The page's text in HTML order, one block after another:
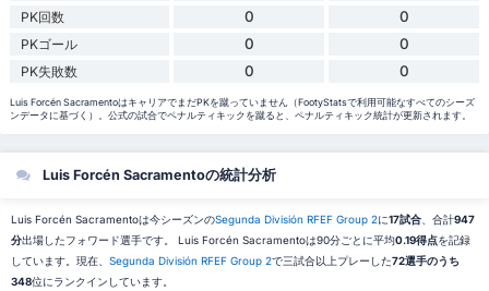
PK回数
0 0
PKゴール 0 0
PK失敗数 0 0
Luis Forcén SacramentoはキャリアでまだPKを蹴っていません（FootyStatsで利用可能なすべてのシーズ
ンデータに基づく）。公式の試合でペナルティキックを蹴ると、ペナルティキック統計が更新されます。
Luis Forcén Sacramentoの統計分析
Luis Forcén Sacramentoは今シーズンのSegunda División RFEF Group 2に17試合、合計947
分出場したフォワード選手です。 Luis Forcén Sacramentoは90分ごとに平均0.19得点を記録
しています。現在、 Segunda División RFEF Group 2で三試合以上プレーした72選手のうち
348位にランクインしています。